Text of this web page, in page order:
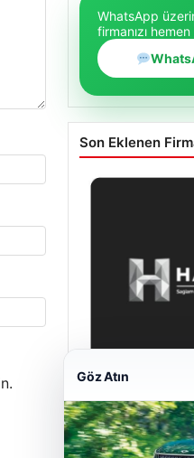
WhatsApp
firmanızı
Son Eklenen
Enes Kaplan
28/04/2026
Göz Atın